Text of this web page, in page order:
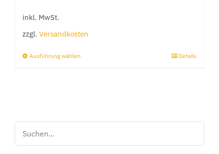
inkl. MwSt.
zzgl. Versandkosten
Ausführung wählen
Die
Details